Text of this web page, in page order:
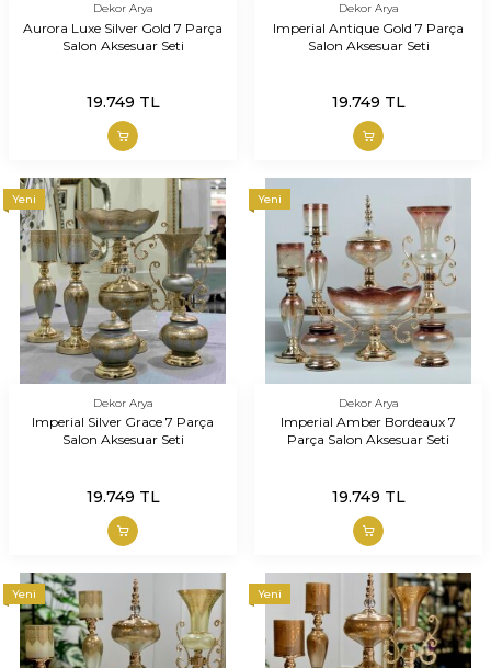
Dekor Arya
Aurora Luxe Silver Gold 7 Parça
Salon Aksesuar Seti
19.749 TL
Dekor Arya
Imperial Antique Gold 7 Parça
Salon Aksesuar Seti
19.749 TL
Yeni
Dekor Arya
Imperial Silver Grace 7 Parça
Salon Aksesuar Seti
19.749 TL
Yeni
Dekor Arya
Imperial Amber Bordeaux 7
Parça Salon Aksesuar Seti
19.749 TL
Yeni Yeni